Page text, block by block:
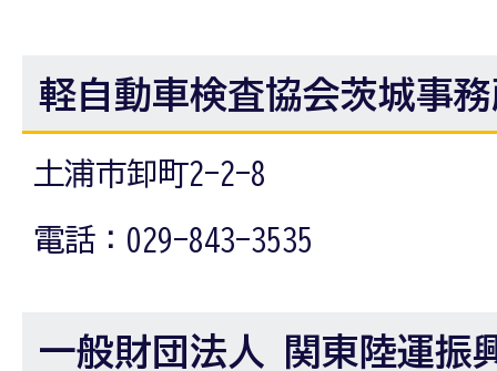
軽自動車検査協会茨城事
土浦市卸町2-2-8
電話：029-843-3535
一般財団法人 関東陸運振